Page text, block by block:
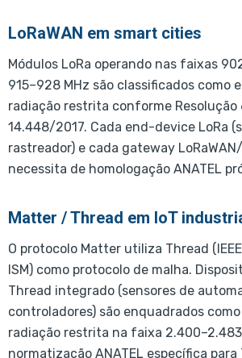
LoRaWAN em smart cities
Módulos LoRa operando nas faixas
915–928 MHz são classificados como
radiação restrita conforme
14.448/2017. Cada end-device LoRa
rastreador) e cada gateway
necessita de homologação ANATEL
Matter / Thread em IoT
O protocolo Matter utiliza Thread
ISM) como protocolo de malha.
Thread integrado (sensores de
controladores) são enquadrados
radiação restrita na faixa
normatização ANATEL específica